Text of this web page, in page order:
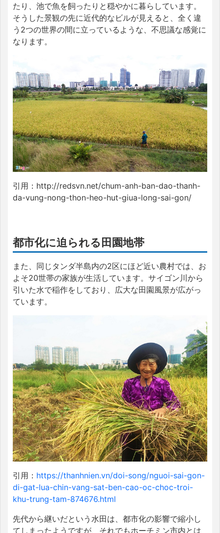
たり、池で魚を飼ったりと穏やかに暮らしています。
そうした景観の先に近代的なビルが見えると、全く違
う2つの世界の間に立っているような、不思議な感覚に
なります。
引用：http://redsvn.net/chum-anh-ban-dao-thanh-
da-vung-nong-thon-heo-hut-giua-long-sai-gon/
都市化に迫られる田園地帯
また、同じタンダ半島内の2区にほど近い農村では、お
よそ20世帯の家族が生活しています。サイゴン川から
引いた水で稲作をしており、広大な田園風景が広がっ
ています。
引用： https://thanhnien.vn/doi-song/nguoi-sai-gon-
di-gat-lua-chin-vang-sat-ben-cao-oc-choc-troi-
khu-trung-tam-874676.html
先代から継いだという水田は、都市化の影響で縮小し
てしまったようですが、それでもホーチミン市内とは